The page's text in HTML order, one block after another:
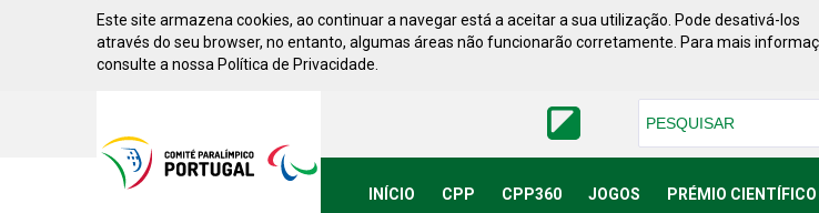
Saltar para conteúdoEste site armazena cookies, ao continuar a navegar está a aceitar a sua utilização. Pode desativá-los
através do seu browser, no entanto, algumas áreas não funcionarão corretamente. Para mais
consulte a nossa Política de Privacidade.
Paralimpico
de
Portugal
INÍCIO CPP CPP360 JOGOS PRÉMIO CIENTÍFICO